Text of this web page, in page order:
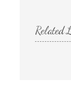
Related